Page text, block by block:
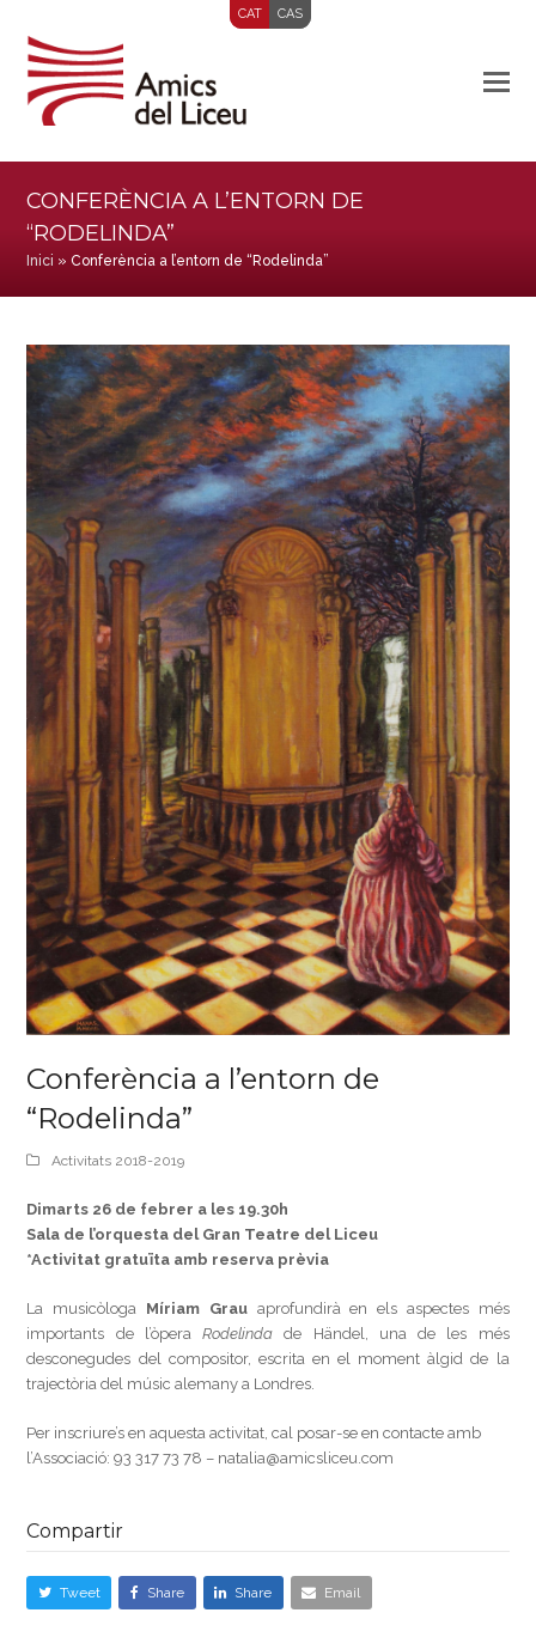
CAT CAS
CONFERÈNCIA A L’ENTORN DE
“RODELINDA”
Inici »Conferència a l’entorn de “Rodelinda”
Conferència a l’entorn de
“Rodelinda”
Activitats 2018-2019
Dimarts 26 de febrer a les 19.30h
Sala de l’orquesta del Gran Teatre del Liceu
*Activitat gratuïta amb reserva prèvia
La musicòloga Míriam Grauaprofundirà en els aspectes més
importants de l’òpera Rodelindade Händel, una de les més
desconegudes del compositor, escrita en el moment àlgid de la
trajectòria del músic alemany a Londres.
Per inscriure’s en aquesta activitat, cal posar-se en contacte amb
l’Associació: 93 317 73 78 – natalia@amicsliceu.com
Compartir
Tweet Share Share Email